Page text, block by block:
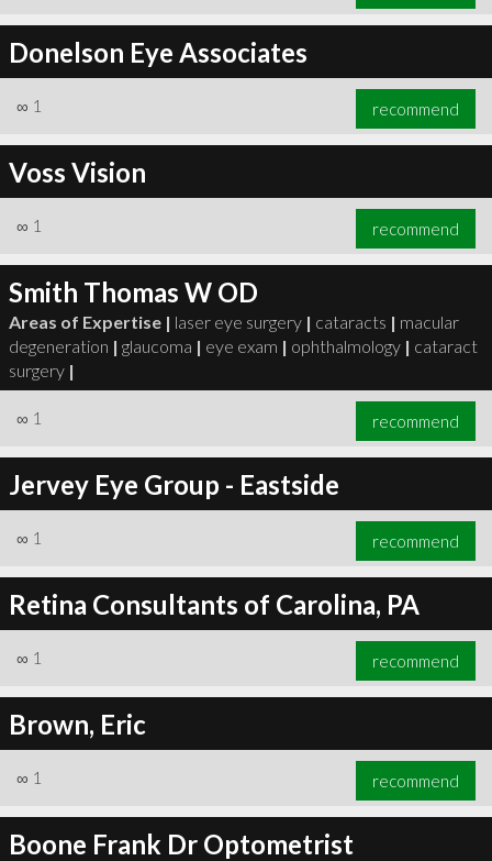
Donelson Eye Associates
∞ 1 recommend
Voss Vision
∞ 1 recommend
Smith Thomas W OD
Areas of Expertise | laser eye surgery | cataracts | macular
degeneration | glaucoma | eye exam | ophthalmology | cataract
surgery |
∞ 1 recommend
Jervey Eye Group - Eastside
∞ 1 recommend
Retina Consultants of Carolina, PA
∞ 1 recommend
Brown, Eric
∞ 1 recommend
Boone Frank Dr Optometrist